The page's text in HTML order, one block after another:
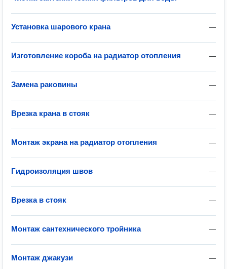
—
Установка шарового крана
—
Изготовление короба на радиатор отопления
—
Замена раковины
—
Врезка крана в стояк
—
Монтаж экрана на радиатор отопления
—
Гидроизоляция швов
—
Врезка в стояк
—
Монтаж сантехнического тройника
—
Монтаж джакузи